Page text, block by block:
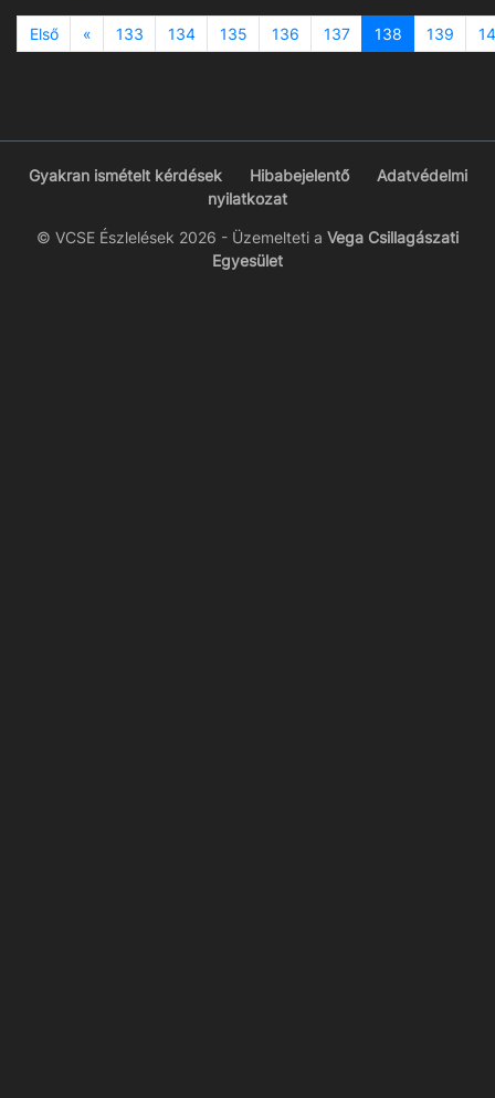
Első «Previous
133 134 135 136 137 138 139
Gyakran ismételt kérdések Hibabejelentő
Adatvédelmi
nyilatkozat
© VCSE Észlelések 2026 - Üzemelteti a Vega Csillagászati
Egyesület